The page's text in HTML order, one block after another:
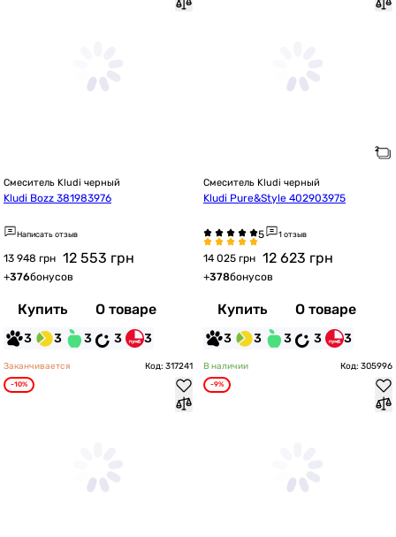
Смеситель Kludi черный
Kludi Bozz 381983976
Написать отзыв
13 948 грн 12 553 грн
+376бонусов
Купить О товаре
3 3 3 3 3
Смеситель Kludi черный
Kludi Pure&Style 402903975
1 отзыв
14 025 грн 12 623 грн
+378бонусов
Купить О товаре
3 3 3 3 3
Заканчивается Код: 317241
-10%
В наличии Код: 305996
-9%